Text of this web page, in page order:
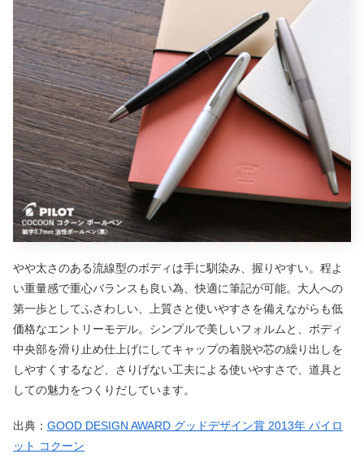
やや太さのある流線型のボディは手に馴染み、握りやすい。程よ
い重量感で重心バランスも良い為、快適に筆記が可能。大人への
第一歩としてふさわしい、上質さと使いやすさを備えながらも低
価格なエントリーモデル。シンプルで美しいフォルムと、ボディ
中央部を滑り止め仕上げにしてキャップの着脱や芯の繰り出しを
しやすくするなど、さりげない工夫による使いやすさで、道具と
しての魅力をつくりだしています。
出典： GOOD DESIGN AWARD グッドデザイン賞 2013年 パイロ
ット コクーン